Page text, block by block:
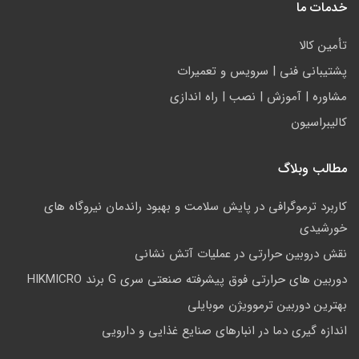
خدمات ما
تأمين كالا
پشتيباني فني | سرويس و تعمیرات
مشاوره | آموزش | نصب | راه اندازی
کالیبراسیون
مطالب وبلاگ
کاربرد ترموگرافی در پایش سلامت و بهبود راندمان نیروگاه های
خورشیدی
نقش دروبین حرارتی در عملیات آتش نشانی
دوربین های حرارتی فوق پیشرفته صنعتی سری G برند HIKMICRO
بهترین دوربین ترموویژن موبایلی
اندازه گیری دما در انبارهای صنایع غذایی و دارویی